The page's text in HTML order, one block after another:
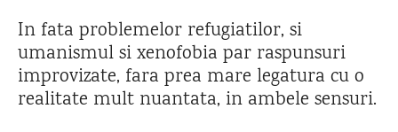
In fata problemelor refugiatilor, si
umanismul si xenofobia par raspunsuri
improvizate, fara prea mare legatura cu o
realitate mult nuantata, in ambele sensuri.